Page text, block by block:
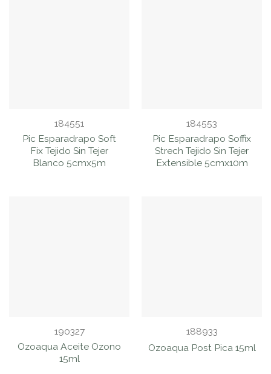
184551
Pic Esparadrapo Soft
Fix Tejido Sin Tejer
Blanco 5cmx5m
184553
Pic Esparadrapo Soffix
Strech Tejido Sin Tejer
Extensible 5cmx10m
190327
Ozoaqua Aceite Ozono
15ml
188933
Ozoaqua Post Pica 15ml